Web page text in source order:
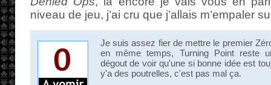
niveau de jeu, j’ai cru que j’allais m’empaler
Je suis assez fier de mettre le premier
en même temps, Turning Point reste
dégout de voir qu'une si bonne idée est
y'a des poutrelles, c'est pas mal ça.